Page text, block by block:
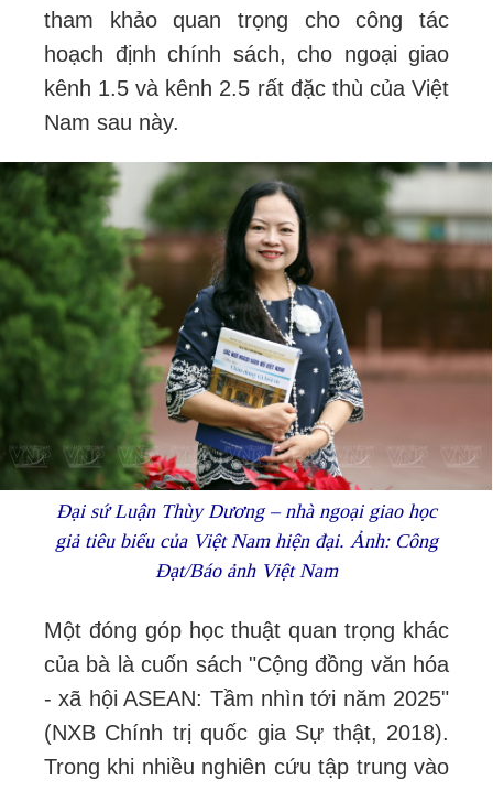
tham khảo quan trọng cho công tác
hoạch định chính sách, cho ngoại giao
kênh 1.5 và kênh 2.5 rất đặc thù của Việt
Nam sau này.
Đại sứ Luận Thùy Dương – nhà ngoại giao học
giả tiêu biểu của Việt Nam hiện đại. Ảnh: Công
Đạt/Báo ảnh Việt Nam
Một đóng góp học thuật quan trọng khác
của bà là cuốn sách "Cộng đồng văn hóa
- xã hội ASEAN: Tầm nhìn tới năm 2025"
(NXB Chính trị quốc gia Sự thật, 2018).
Trong khi nhiều nghiên cứu tập trung vào